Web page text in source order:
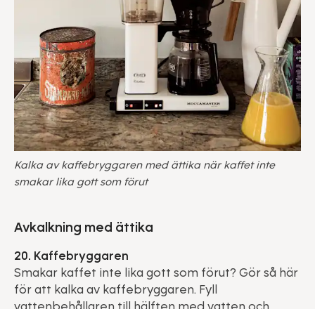
Kalka av kaffebryggaren med ättika när kaffet inte
smakar lika gott som förut
Avkalkning med ättika
20. Kaffebryggaren
Smakar kaffet inte lika gott som förut? Gör så här
för att kalka av kaffebryggaren. Fyll